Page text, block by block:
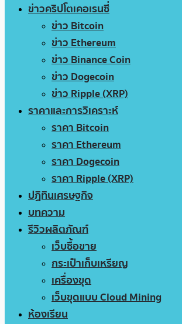
ข่าวคริปโตเคอเรนซี่
ข่าว Bitcoin
ข่าว Ethereum
ข่าว Binance Coin
ข่าว Dogecoin
ข่าว Ripple (XRP)
ราคาและการวิเคราะห์
ราคา Bitcoin
ราคา Ethereum
ราคา Dogecoin
ราคา Ripple (XRP)
ปฏิทินเศรษฐกิจ
บทความ
รีวิวผลิตภัณฑ์
เว็บซื้อขาย
กระเป๋าเก็บเหรียญ
เครื่องขุด
เว็บขุดแบบ Cloud Mining
ห้องเรียน